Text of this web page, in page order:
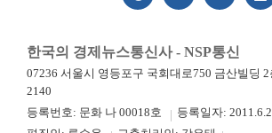
한국의 경제뉴스통신사 - NSP통신
07236 서울시 영등포구 국회대로750 금산빌딩 2
2140
등록번호: 문화 나 00018호
등록일자: